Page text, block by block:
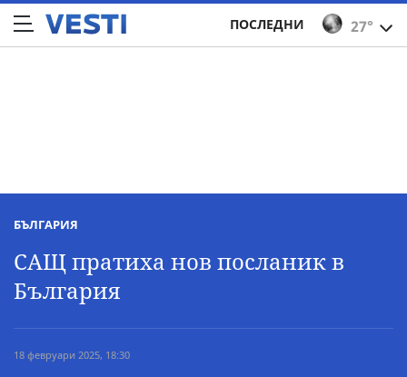
27°
ПОСЛЕДНИ
БЪЛГАРИЯ
САЩ пратиха нов посланик в
България
18 февруари 2025, 18:30